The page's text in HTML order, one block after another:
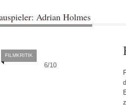
Adrian Holmes
6/10
FILMKRITIK